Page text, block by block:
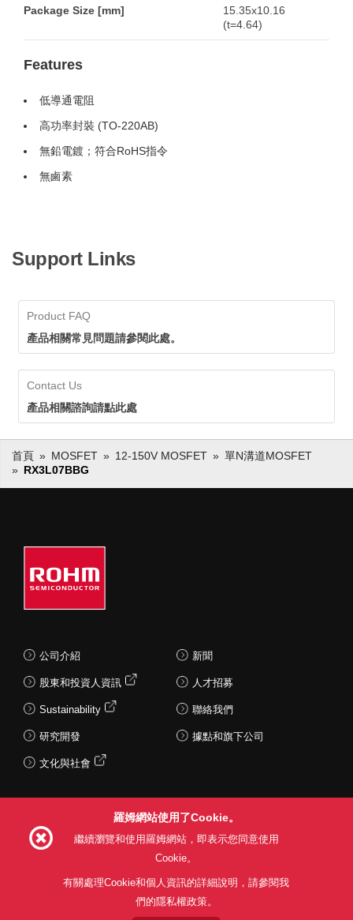
Package Size [mm]
15.35x10.16
(t=4.64)
Features
低導通電阻
高功率封裝 (TO-220AB)
無鉛電鍍；符合RoHS指令
無鹵素
Support Links
Product FAQ
產品相關常見問題請參閱此處。
Contact Us
產品相關諮詢請點此處
首頁 MOSFET 12-150V MOSFET
單N溝道MOSFET
RX3L07BBG
公司介紹
股東和投資人資訊
Sustainability
研究開發
文化與社會
新聞
人才招募
聯絡我們
據點和旗下公司
利用目的 隱私權政策
羅姆網站使用了Cookie。
繼續瀏覽和使用羅姆網站，即表示您同意使用
Cookie。
有關處理Cookie和個人資訊的詳細說明，請參閱我
們的隱私權政策。